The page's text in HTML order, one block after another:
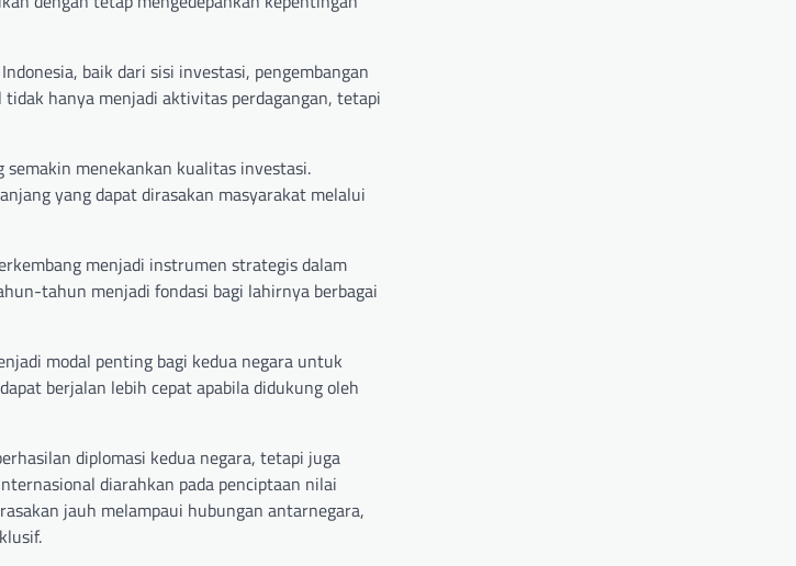
baik dari sisi investasi, pengembangan
hanya menjadi aktivitas perdagangan, tetapi
menekankan kualitas investasi.
yang dapat dirasakan masyarakat melalui
menjadi instrumen strategis dalam
tahun menjadi fondasi bagi lahirnya berbagai
modal penting bagi kedua negara untuk
berjalan lebih cepat apabila didukung oleh
diplomasi kedua negara, tetapi juga
diarahkan pada penciptaan nilai
jauh melampaui hubungan antarnegara,